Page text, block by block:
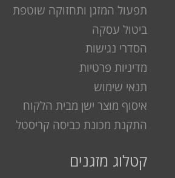
תפעול המזגן ותחזוקה שוטפת
ביטול עסקה
הסדרי נגישות
מדיניות פרטיות
תנאי שימוש
איסוף מוצר ישן מבית הלקוח
התקנת מכונת כביסה קריסטל
קטלוג מזגנים